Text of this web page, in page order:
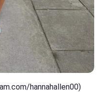
hannahallen00)